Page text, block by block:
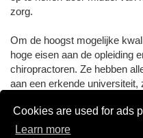
Cookies are used for ads
Learn more
zorg.
Om de hoogst mogelijke
hoge eisen aan de opleiding
chiropractoren. Ze hebben
aan een erkende universiteit,
Nederlandse Chiropractoren